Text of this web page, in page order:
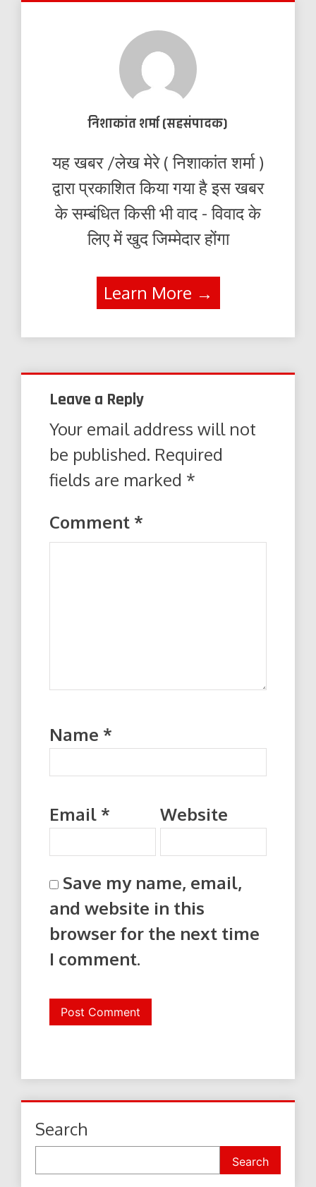
निशाकांत शर्मा (सहसंपादक)
यह खबर /लेख मेरे ( निशाकांत शर्मा )
द्वारा प्रकाशित किया गया है इस खबर
के सम्बंधित किसी भी वाद - विवाद के
लिए में खुद जिम्मेदार होंगा
Learn More →
Leave a Reply
Your email address will not
be published. Required
fields are marked *
Comment *
Name *
Email * Website
Save my name, email,
and website in this
browser for the next time
I comment.
Search
Search